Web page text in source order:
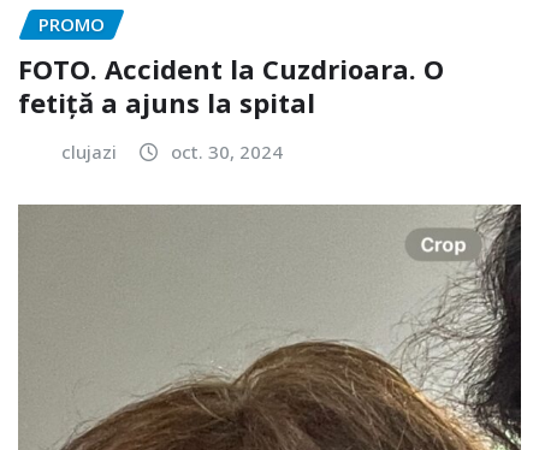
PROMO
FOTO. Accident la Cuzdrioara. O
fetiță a ajuns la spital
clujazi oct. 30, 2024